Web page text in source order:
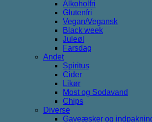
Alkoholfri
Glutenfri
Vegan/Vegansk
Black week
Juleøl
Farsdag
Andet
Spiritus
Cider
Likør
Most og Sodavand
Chips
Diverse
Gaveæsker og